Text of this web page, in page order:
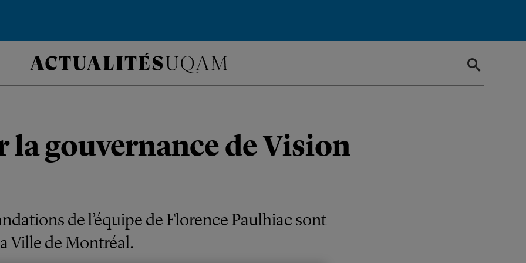
la gouvernance de Vision
de l’équipe de Florence Paulhiac sont
Ville de Montréal.